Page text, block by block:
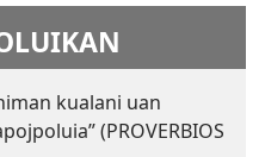
kualani uan
(PROVERBIOS